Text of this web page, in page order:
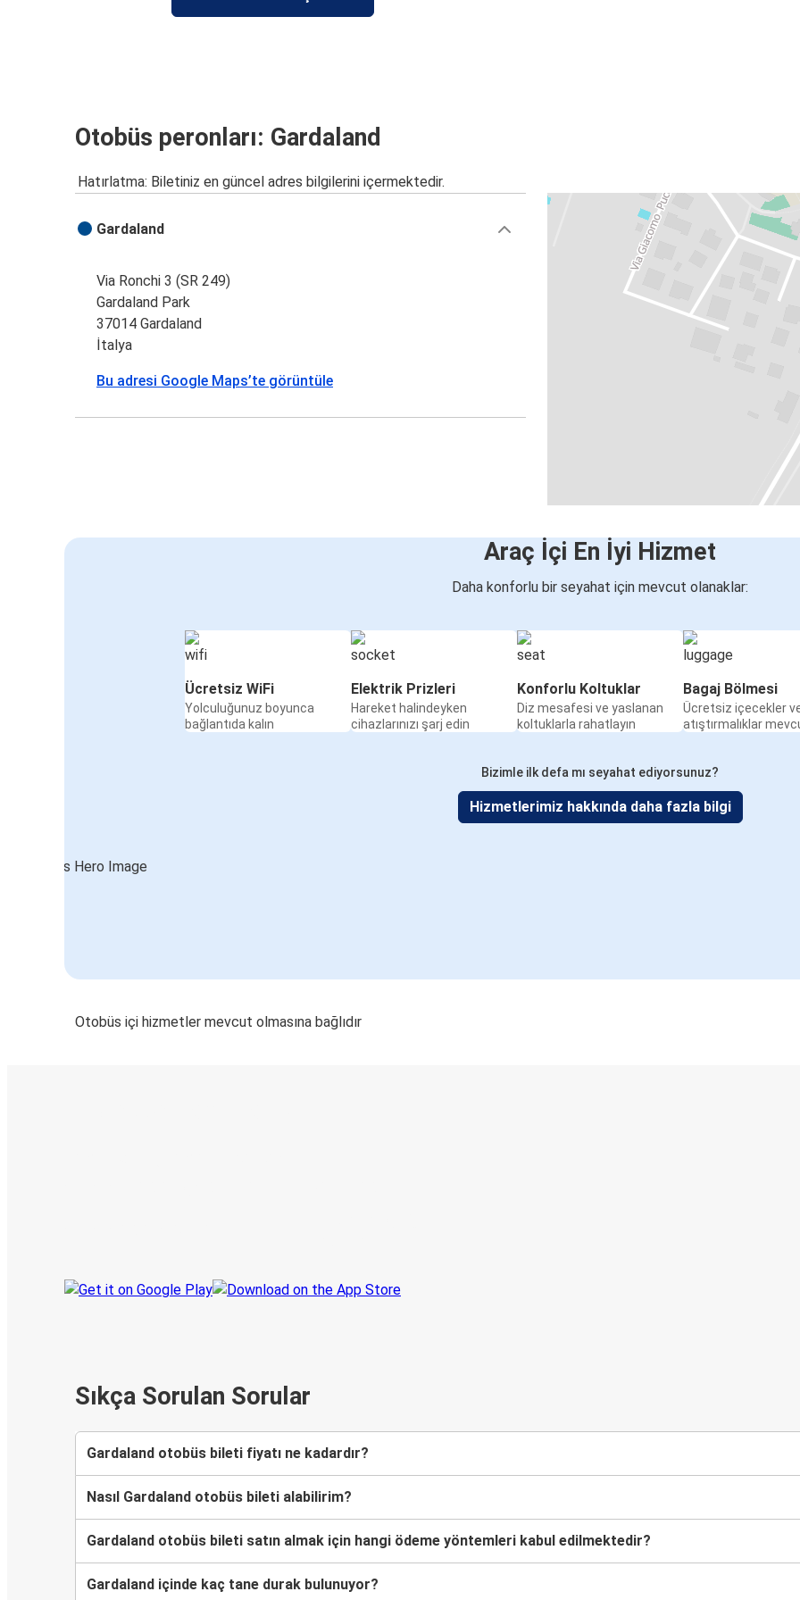
Otobüs peronları: Gardaland
Hatırlatma: Biletiniz en güncel adres bilgilerini içermektedir.
Gardaland
Via Ronchi 3 (SR 249)
Gardaland Park
37014 Gardaland
İtalya
Bu adresi Google Maps’te görüntüle
Araç İçi En İyi Hizmet
Daha konforlu bir seyahat için mevcut olanaklar:
Ücretsiz WiFi
Yolculuğunuz boyunca
bağlantıda kalın
Elektrik Prizleri
Hareket halindeyken
cihazlarınızı şarj edin
Konforlu Koltuklar
Diz mesafesi ve yaslanan
koltuklarla rahatlayın
Bagaj Bölmesi
Ücretsiz içecekler
atıştırmalıklar
Bizimle ilk defa mı seyahat ediyorsunuz?
Hizmetlerimiz hakkında daha fazla bilgi
Otobüs içi hizmetler mevcut olmasına bağlıdır
Sıkça Sorulan Sorular
Gardaland otobüs bileti fiyatı ne kadardır?
Nasıl Gardaland otobüs bileti alabilirim?
Gardaland otobüs bileti satın almak için hangi ödeme yöntemleri kabul edilmektedir?
Gardaland içinde kaç tane durak bulunuyor?